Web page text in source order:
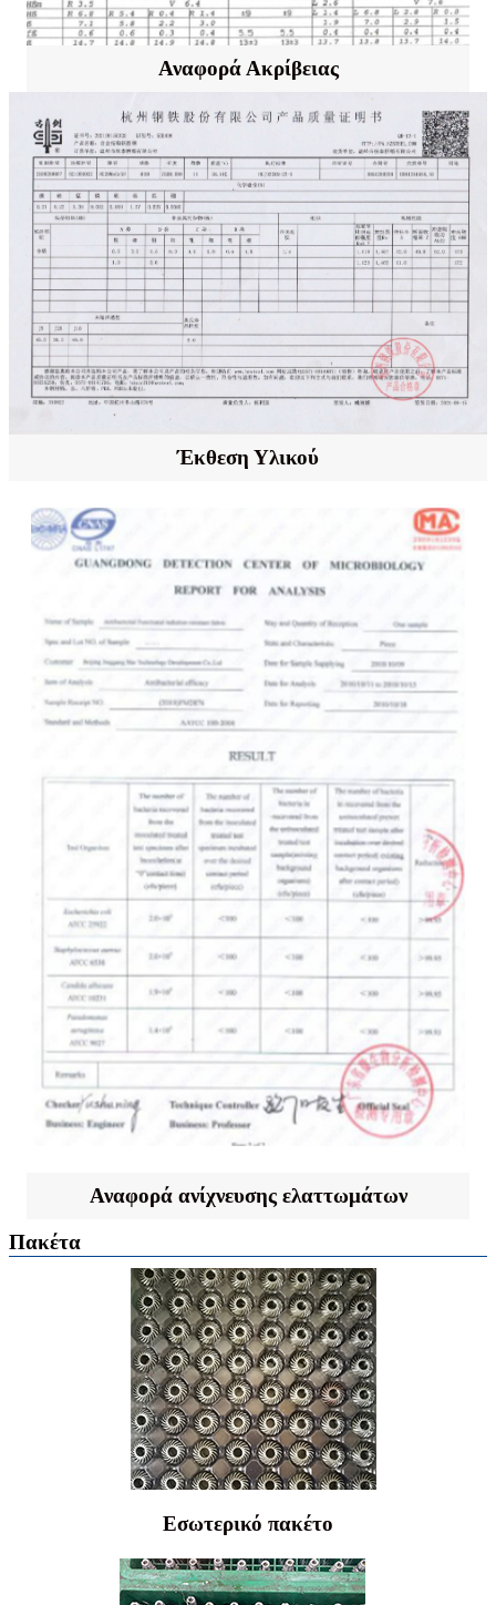
Αναφορά Ακρίβειας
Έκθεση Υλικού
Αναφορά ανίχνευσης ελαττωμάτων
Πακέτα
Εσωτερικό πακέτο